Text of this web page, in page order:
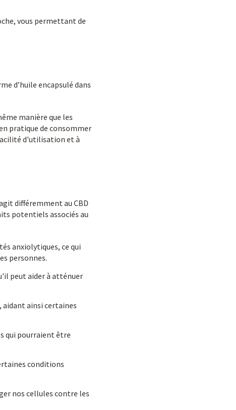
vous permettant de
d’huile encapsulé dans
manière que les
pratique de consommer
d'utilisation et à
différemment au CBD
potentiels associés au
anxiolytiques, ce qui
personnes.
peut aider à atténuer
ainsi certaines
qui pourraient être
conditions
nos cellules contre les